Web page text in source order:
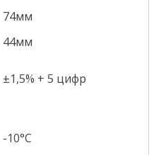
74мм
44мм
±1,5% + 5 цифр
-10°С